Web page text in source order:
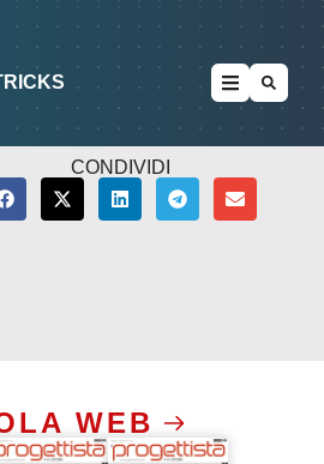
CONDIVIDI
WEB